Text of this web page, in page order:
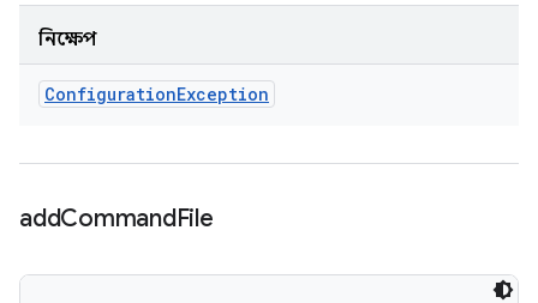
নিক্ষেপ
ConfigurationException
addCommandFile